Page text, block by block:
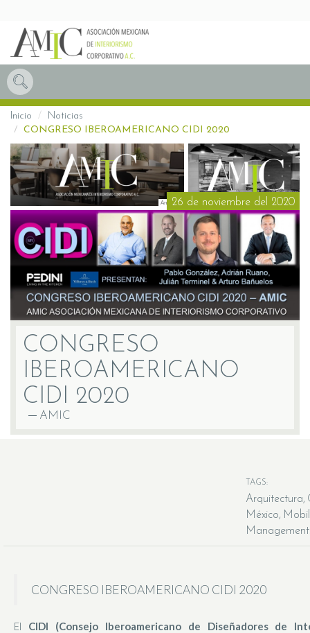
Inicio
Noticias
CONGRESO IBEROAMERICANO CIDI 2020
CONGRESO
IBEROAMERICANO
CIDI 2020
AMIC
26 de noviembre del 2020
TAGS:
Arquitectura
México
Management
CONGRESO IBEROAMERICANO CIDI 2020
El CIDI (Consejo Iberoamericano de Diseñadores de